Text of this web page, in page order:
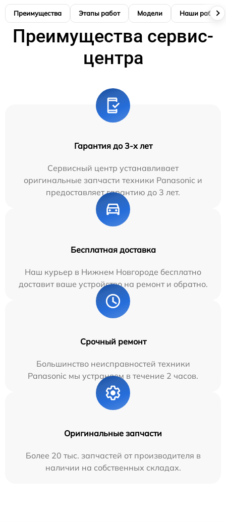
Преимущества Этапы работ Модели Наши работы
Преимущества сервис-
центра
Гарантия до 3-х лет
Сервисный центр устанавливает
оригинальные запчасти техники Panasonic и
предоставляет гарантию до 3 лет.
Бесплатная доставка
Наш курьер в Нижнем Новгороде бесплатно
доставит ваше устройство на ремонт и обратно.
Срочный ремонт
Большинство неисправностей техники
Panasonic мы устраняем в течение 2 часов.
Оригинальные запчасти
Более 20 тыс. запчастей от производителя в
наличии на собственных складах.